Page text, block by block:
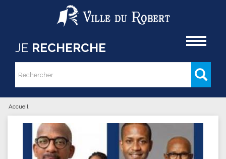
Aller au contenu principal
JE RECHERCHE
Formulaire de recherche
Rechercher
Vous êtes ici
Accueil